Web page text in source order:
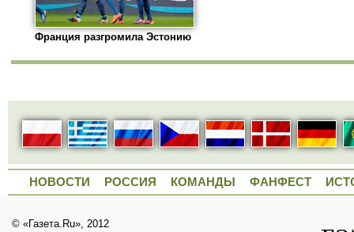
Франция разгромила Эстонию
НОВОСТИ РОССИЯ КОМАНДЫ ФАНФЕСТ
© «Газета.Ru», 2012